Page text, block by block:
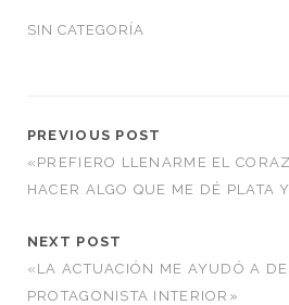
SIN CATEGORÍA
PREVIOUS POST
«PREFIERO LLENARME EL
HACER ALGO QUE ME DÉ PLATA
NEXT POST
«LA ACTUACIÓN ME AYUDÓ A
PROTAGONISTA INTERIOR»